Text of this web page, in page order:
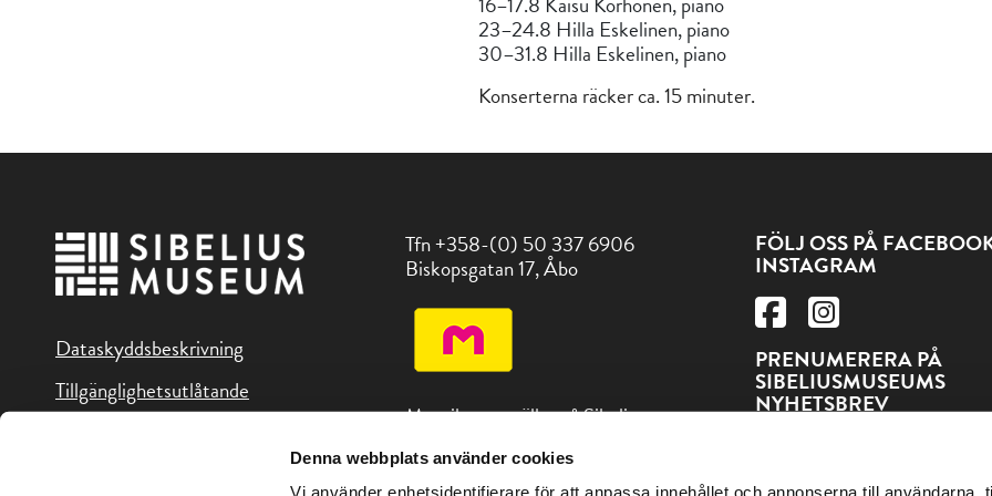
Denna webbplats använder cookies
Vi använder enhetsidentifierare för att anpassa innehållet och annonserna till användarna,
23–24.8 Hilla Eskelinen, piano
30–31.8 Hilla Eskelinen, piano
Konserterna räcker ca. 15 minuter.
Dataskyddsbeskrivning
Tillgänglighetsutlåtande
Tfn +358-(0) 50 337 6906
Biskopsgatan 17, Åbo
Museikortet gäller på Sibeliusmuseum
FÖLJ OSS PÅ
INSTAGRAM
PRENUMERERA PÅ
SIBELIUSMUSEUMS
NYHETSBREV